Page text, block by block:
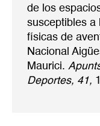
de los
susceptibles a
físicas de
Nacional
Maurici.
Deportes, 41,